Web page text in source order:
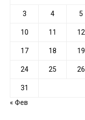
3 4 5
10 11 12
17 18 19
24 25 26
31
« Фев